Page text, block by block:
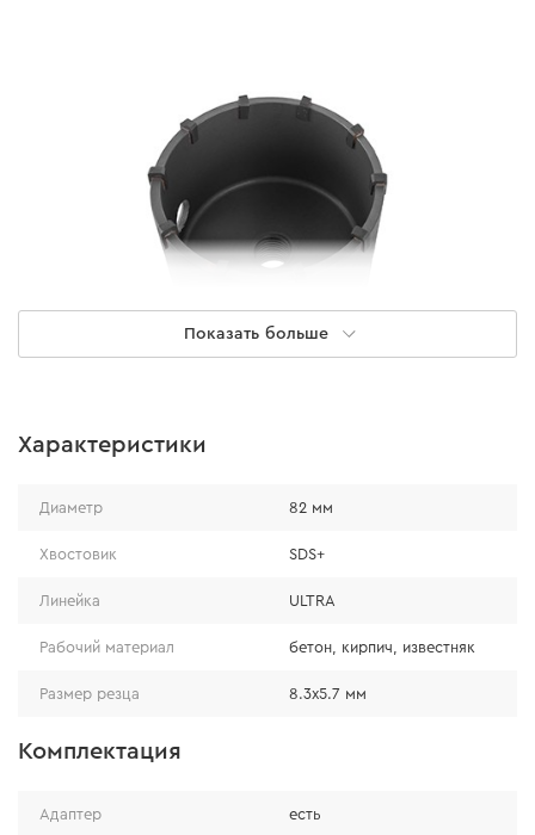
Прочность и надежность
● резец устойчив к высоким нагрузкам благодаря
усиленной основе и уникальной формуле
● размер резца 8,3х5,7, что позволяет легко резать
материал и предотвращает преждевременный выход
Показать больше
Характеристики
Диаметр 82 мм
Хвостовик SDS+
Линейка ULTRA
Рабочий материал бетон, кирпич, известняк
Размер резца 8.3х5.7 мм
Комплектация
Адаптер есть